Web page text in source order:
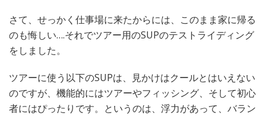
さて、せっかく仕事場に来たからには、このまま家に帰る
のも悔しい….それでツアー用のSUPのテストライディング
をしました。
ツアーに使う以下のSUPは、見かけはクールとはいえない
のですが、機能的にはツアーやフィッシング、そして初心
者にはぴったりです。というのは、浮力があって、バラン